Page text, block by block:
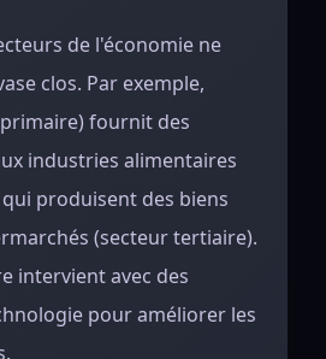
de l'économie ne
clos. Par exemple,
fournit des
industries alimentaires
produisent des biens
(secteur tertiaire).
intervient avec des
pour améliorer les